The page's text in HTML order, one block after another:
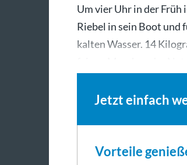
Um vier Uhr in der Früh
Riebel in sein Boot und
kalten Wasser. 14
Jetzt einfach
Vorteile